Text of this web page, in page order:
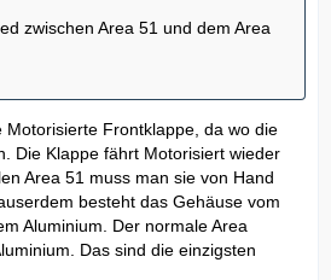
zwischen Area 51 und dem Area
Motorisierte Frontklappe, da wo die
Die Klappe fährt Motorisiert wieder
Area 51 muss man sie von Hand
besteht das Gehäuse vom
Aluminium. Der normale Area
Das sind die einzigsten